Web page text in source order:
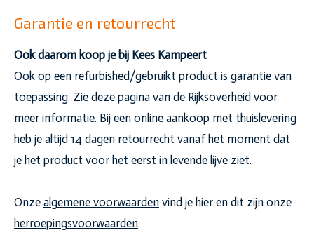
Garantie en retourrecht
Ook daarom koop je bij Kees Kampeert
Ook op een refurbished/gebruikt product is garantie van
toepassing. Zie deze pagina van de Rijksoverheid voor
meer informatie. Bij een online aankoop met thuislevering
heb je altijd 14 dagen retourrecht vanaf het moment dat
je het product voor het eerst in levende lijve ziet.
Onze algemene voorwaarden vind je hier en dit zijn onze
herroepingsvoorwaarden.